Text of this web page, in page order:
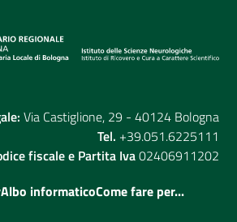
Via Castiglione, 29 - 40124 Bologna
Tel. +39.051.6225111
fiscale e Partita Iva02406911202
Albo informaticoCome fare per...